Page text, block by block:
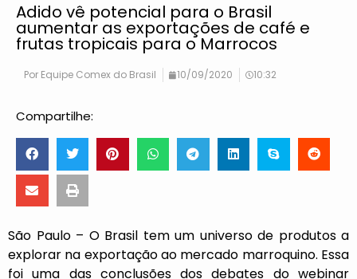
Adido vê potencial para o Brasil
aumentar as exportações de café e
frutas tropicais para o Marrocos
Por Equipe Comex do Brasil 10/09/2020 10:32
Compartilhe:
São Paulo – O Brasil tem um universo de produtos a
explorar na exportação ao mercado marroquino. Essa
foi uma das conclusões dos debates do webinar